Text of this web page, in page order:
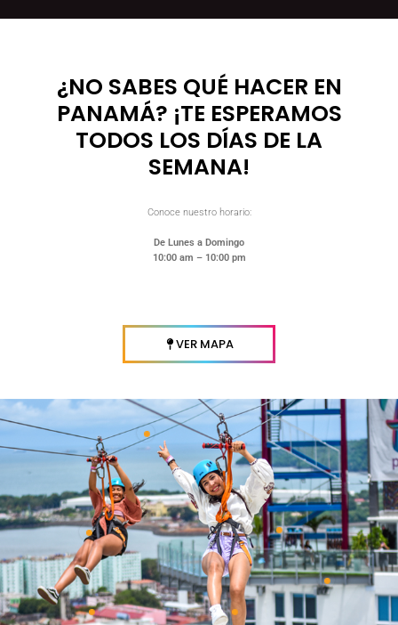
¿NO SABES QUÉ HACER EN
PANAMÁ? ¡TE ESPERAMOS
TODOS LOS DÍAS DE LA
SEMANA!
Conoce nuestro horario:
De Lunes a Domingo
10:00 am – 10:00 pm
VER MAPA